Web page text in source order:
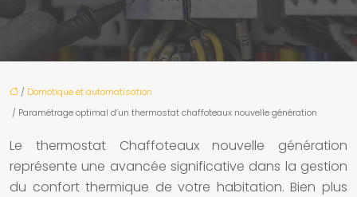
/ Domotique et automatisation
/ Paramétrage optimal d’un thermostat chaffoteaux nouvelle génération
Le thermostat Chaffoteaux nouvelle génération
représente une avancée significative dans la gestion
du confort thermique de votre habitation. Bien plus